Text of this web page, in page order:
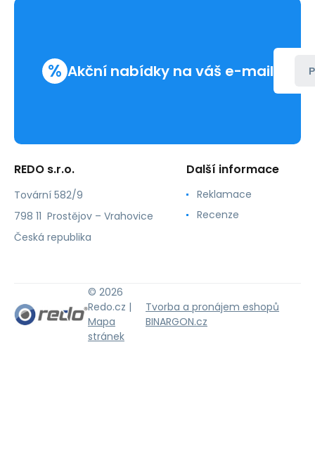
% Akční nabídky na váš e-mail
REDO s.r.o.
Tovární 582/9
798 11 Prostějov – Vrahovice
Česká republika
Další informace
Reklamace
Recenze
© 2026
Redo.cz |
Mapa
stránek
Tvorba a pronájem eshopů
BINARGON.cz